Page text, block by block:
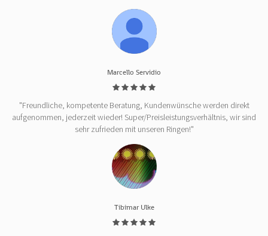
Marcello Servidio
"Freundliche, kompetente Beratung, Kundenwünsche werden direkt
aufgenommen, jederzeit wieder! Super/Preisleistungsverhältnis, wir sind
sehr zufrieden mit unseren Ringen!"
Tibimar Ulke